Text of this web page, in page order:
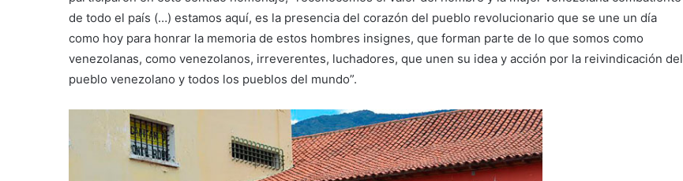
de todo el país (…) estamos aquí, es la presencia del corazón del pueblo revolucionario que se une un día
como hoy para honrar la memoria de estos hombres insignes, que forman parte de lo que somos como
venezolanas, como venezolanos, irreverentes, luchadores, que unen su idea y acción por la reivindicación del
pueblo venezolano y todos los pueblos del mundo”.